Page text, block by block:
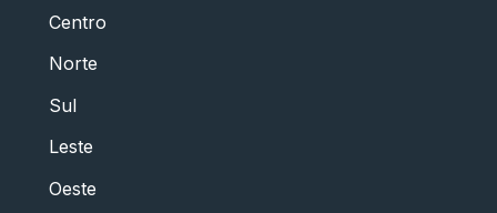
Centro
Norte
Sul
Leste
Oeste